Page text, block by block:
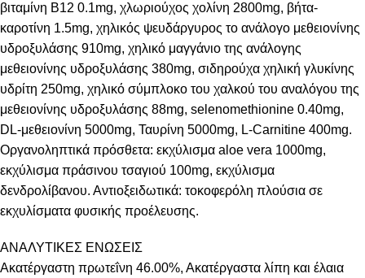
βιταμίνη Β12 0.1mg, χλωριούχος χολίνη 2800mg, βήτα-
καροτίνη 1.5mg, χηλικός ψευδάργυρος το ανάλογο μεθειονίνης
υδροξυλάσης 910mg, χηλικό μαγγάνιο της ανάλογης
μεθειονίνης υδροξυλάσης 380mg, σιδηρούχα χηλική γλυκίνης
υδρίτη 250mg, χηλικό σύμπλοκο του χαλκού του αναλόγου της
μεθειονίνης υδροξυλάσης 88mg, selenomethionine 0.40mg,
DL-μεθειονίνη 5000mg, Ταυρίνη 5000mg, L-Carnitine 400mg.
Οργανοληπτικά πρόσθετα: εκχύλισμα aloe vera 1000mg,
εκχύλισμα πράσινου τσαγιού 100mg, εκχύλισμα
δενδρολίβανου. Αντιοξειδωτικά: τοκοφερόλη πλούσια σε
εκχυλίσματα φυσικής προέλευσης.
ΑΝΑΛΥΤΙΚΕΣ ΕΝΩΣΕΙΣ
Ακατέργαστη πρωτεΐνη 46.00%, Ακατέργαστα λίπη και έλαια